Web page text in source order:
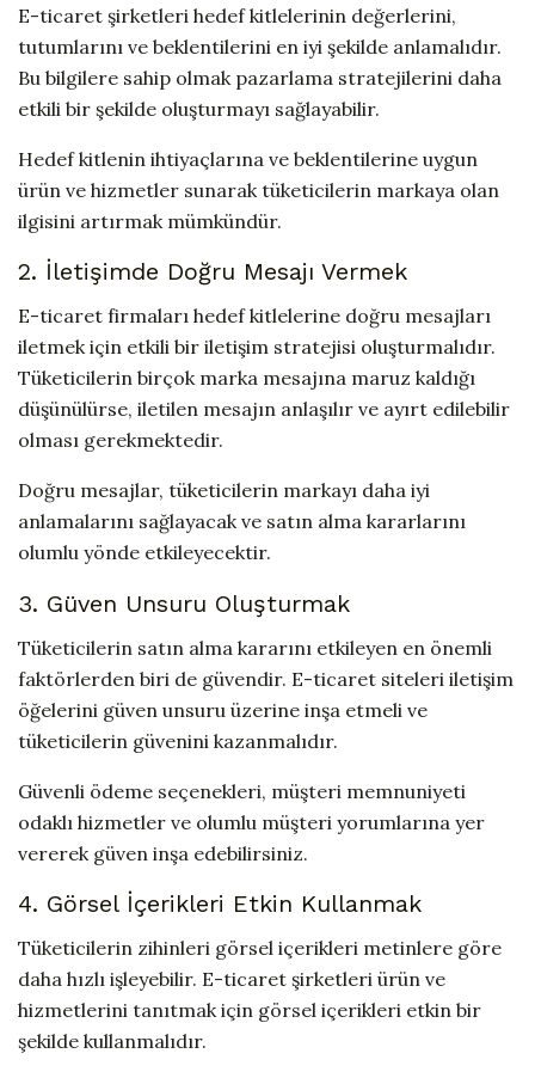
E-ticaret şirketleri hedef kitlelerinin değerlerini,
tutumlarını ve beklentilerini en iyi şekilde anlamalıdır.
Bu bilgilere sahip olmak pazarlama stratejilerini daha
etkili bir şekilde oluşturmayı sağlayabilir.
Hedef kitlenin ihtiyaçlarına ve beklentilerine uygun
ürün ve hizmetler sunarak tüketicilerin markaya olan
ilgisini artırmak mümkündür.
2. İletişimde Doğru Mesajı Vermek
E-ticaret firmaları hedef kitlelerine doğru mesajları
iletmek için etkili bir iletişim stratejisi oluşturmalıdır.
Tüketicilerin birçok marka mesajına maruz kaldığı
düşünülürse, iletilen mesajın anlaşılır ve ayırt edilebilir
olması gerekmektedir.
Doğru mesajlar, tüketicilerin markayı daha iyi
anlamalarını sağlayacak ve satın alma kararlarını
olumlu yönde etkileyecektir.
3. Güven Unsuru Oluşturmak
Tüketicilerin satın alma kararını etkileyen en önemli
faktörlerden biri de güvendir. E-ticaret siteleri iletişim
öğelerini güven unsuru üzerine inşa etmeli ve
tüketicilerin güvenini kazanmalıdır.
Güvenli ödeme seçenekleri, müşteri memnuniyeti
odaklı hizmetler ve olumlu müşteri yorumlarına yer
vererek güven inşa edebilirsiniz.
4. Görsel İçerikleri Etkin Kullanmak
Tüketicilerin zihinleri görsel içerikleri metinlere göre
daha hızlı işleyebilir. E-ticaret şirketleri ürün ve
hizmetlerini tanıtmak için görsel içerikleri etkin bir
şekilde kullanmalıdır.